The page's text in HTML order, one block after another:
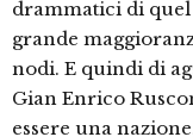
drammatici di quel
grande
nodi. E quindi di
Gian Enrico
essere una